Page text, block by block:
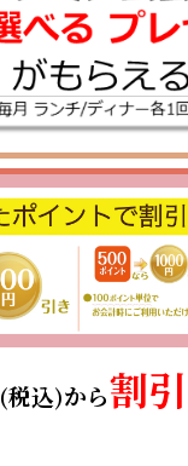
(税込)から割引